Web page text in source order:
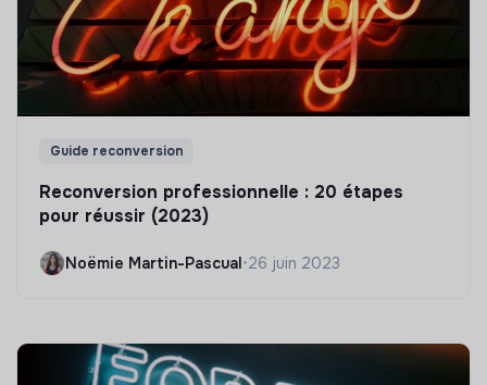
Guide reconversion
Reconversion professionnelle : 20 étapes
pour réussir (2023)
Noëmie Martin-Pascual•26 juin 2023